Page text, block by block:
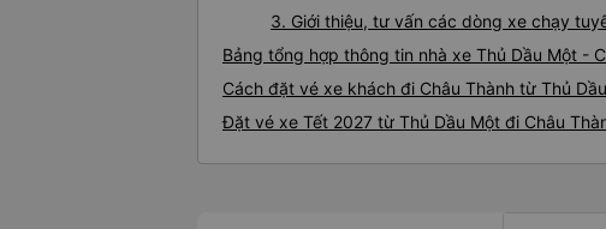
3. Giới thiệu, tư vấn các dòng xe chạy
Bảng tổng hợp thông tin nhà xe Thủ Dầu Một -
Cách đặt vé xe khách đi Châu Thành từ Thủ
Đặt vé xe Tết 2027 từ Thủ Dầu Một đi Châu